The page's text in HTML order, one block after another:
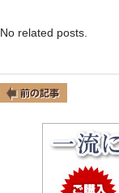
No related posts.